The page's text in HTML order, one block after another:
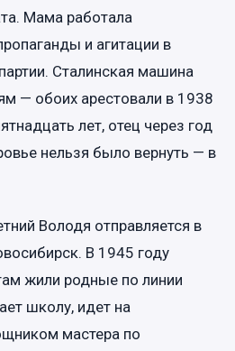
Мама работала
и агитации в
Сталинская машина
— обоих арестовали в 1938
лет, отец через год
нельзя было вернуть — в
Володя отправляется в
В 1945 году
жили родные по линии
школу, идет на
мастера по